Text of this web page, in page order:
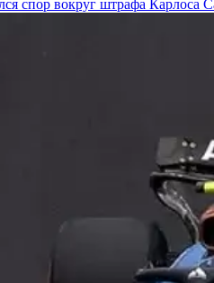
спор вокруг штрафа Карлоса